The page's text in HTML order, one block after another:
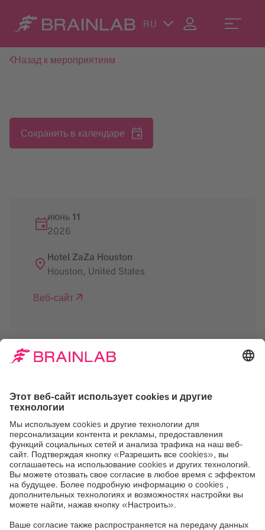
RU
Назад к мероприятиям
Сохранить в календаре
июнь 11
2026
Hotel ZaZa Houston
Houston, United States
Веб-сайт
Нам нужно ваше
согласие на загрузку
сервиса Google Maps
Мы используем Google Maps, для
встраивания контента, который может
собирать данные о вашей активности.
Пожалуйста, ознакомьтесь с деталями и
примите услугу, чтобы увидеть этот
контент.